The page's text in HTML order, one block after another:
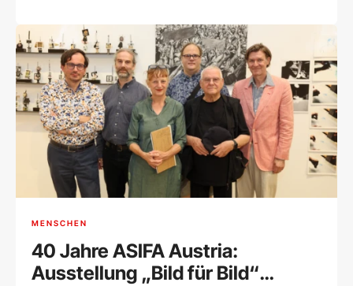
MENSCHEN
40 Jahre ASIFA Austria:
Ausstellung „Bild für Bild“